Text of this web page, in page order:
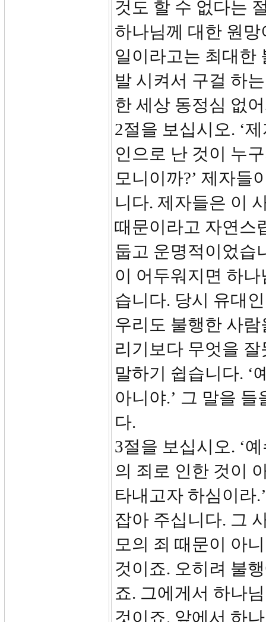
것도 할 수 없다는
하나님께 대한 원
일이라고는 최대한
발 시켜서 구걸 하
한 세상 동정심 없
2절을 보십시오. ‘
인으로 난 것이 누
모니이까?’ 제자들
니다. 제자들은 이
때문이라고 자연스
둡고 운명적이었습
이 어두워지면 하
습니다. 당시 유대
우리도 불행한 사
리기보다 무엇을
말하기 쉽습니다. ‘
아니야.’ 그 말을
다.
3절을 보십시오. ‘
의 죄로 인한 것이
타내고자 하심이라
잡아 주십니다. 그
모의 죄 때문이 아
것이죠. 오히려 불
죠. 그에게서 하나
것이죠. 앞에서 하